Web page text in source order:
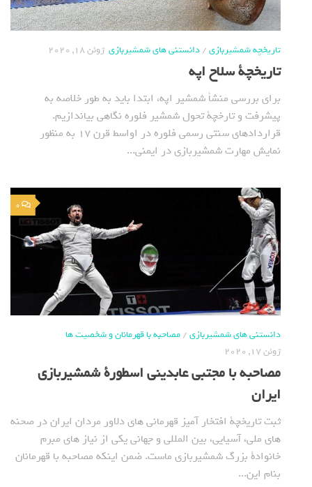
تاریخچه شمشیربازی/دانستنی های شمشیربازی ژوئن 18, 2020
تاریخچة سلاح اپه
برای بررسی منشأ شمشیر اپه، ابتدا باید به طور خلاصه به
پیشرفت و تارخچة تحول شمشیر فلوره نگاهی بیاندازیم.
قراردادهای سنتی رسمی فلوره در اواسط قرن 17 به منظور
نمایش مهارت شمشیربازی در ایمنی...
0
دانستنی های شمشیربازی/مصاحبه با قهرمانان و شخصیت ها
ژوئن 17, 2020
مصاحبه با مجتبی عابدینی اسطورة شمشیربازی
ایران
ثبت تاریخچة افتخار آمیز قهرمانی های دلاور مردان ایران در صحنه
های ملی، آسیایی، بین المللی و جهانی یکی از نیاز های مبرم
خانوادة بزرگ شمشیربازی ماست. ضمن اینکه مصاحبه با قهرمانان
بنام این...